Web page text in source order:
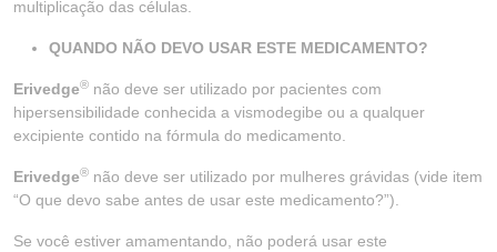
multiplicação das células.
QUANDO NÃO DEVO USAR ESTE MEDICAMENTO?
Erivedge® não deve ser utilizado por pacientes com
hipersensibilidade conhecida a vismodegibe ou a qualquer
excipiente contido na fórmula do medicamento.
Erivedge® não deve ser utilizado por mulheres grávidas (vide item
“O que devo sabe antes de usar este medicamento?”).
Se você estiver amamentando, não poderá usar este